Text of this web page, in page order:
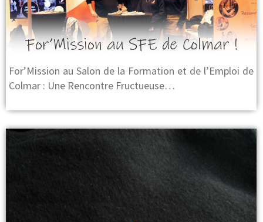
For’Mission au SFE de Colmar !
For’Mission au Salon de la Formation et de l’Emploi de
Colmar : Une Rencontre Fructueuse…